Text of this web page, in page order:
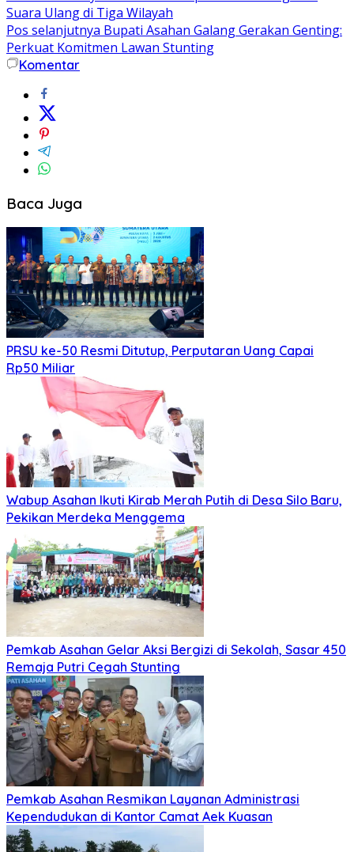
pos
Suara Ulang di Tiga Wilayah
Pos selanjutnya Bupati Asahan Galang Gerakan Genting:
Perkuat Komitmen Lawan Stunting
Komentar
Baca Juga
PRSU ke-50 Resmi Ditutup, Perputaran Uang Capai
Rp50 Miliar
Wabup Asahan Ikuti Kirab Merah Putih di Desa Silo Baru,
Pekikan Merdeka Menggema
Pemkab Asahan Gelar Aksi Bergizi di Sekolah, Sasar 450
Remaja Putri Cegah Stunting
Pemkab Asahan Resmikan Layanan Administrasi
Kependudukan di Kantor Camat Aek Kuasan